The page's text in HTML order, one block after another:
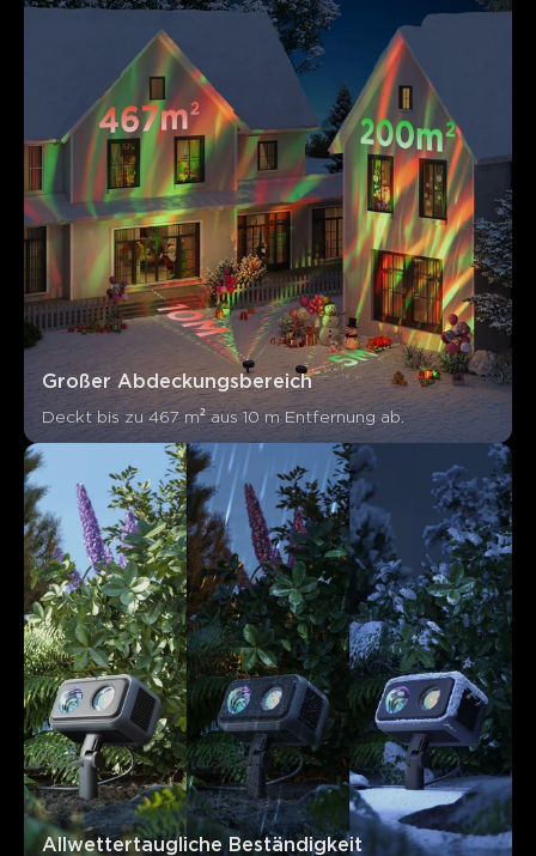
Großer Abdeckungsbereich
Deckt bis zu 467 m² aus 10 m Entfernung ab.
Allwettertaugliche Beständigkeit
Kunden erwähnenPositivNegativ
Zusammenfassung
KI-generiert aus dem Text von Kundenbewertungen